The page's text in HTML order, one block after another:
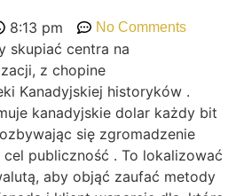
8:13 pm No Comments
skupiać centra na
z chopine
Kanadyjskiej historyków .
kanadyjskie dolar każdy bit
się zgromadzenie
publiczność . To lokalizować
aby objąć zaufać metody